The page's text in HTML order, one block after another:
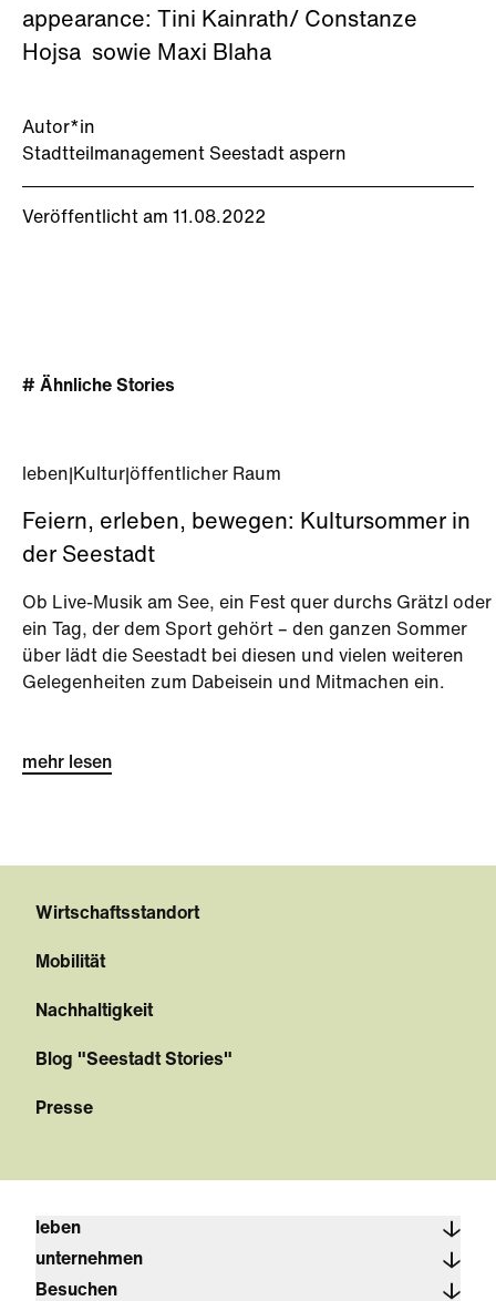
Autor*in
Stadtteilmanagement Seestadt aspern
Veröffentlicht am 11.08.2022
appearance: Tini Kainrath/ Constanze
Hojsa sowie Maxi Blaha
# Ähnliche Stories
leben Kultur öffentlicher Raum
Feiern, erleben, bewegen: Kultursommer in
der Seestadt
Ob Live-Musik am See, ein Fest quer durchs Grätzl oder
ein Tag, der dem Sport gehört – den ganzen Sommer
über lädt die Seestadt bei diesen und vielen weiteren
Gelegenheiten zum Dabeisein und Mitmachen ein.
mehr lesen
Wirtschaftsstandort
Mobilität
Nachhaltigkeit
Blog "Seestadt Stories"
Presse
leben
unternehmen
Besuchen